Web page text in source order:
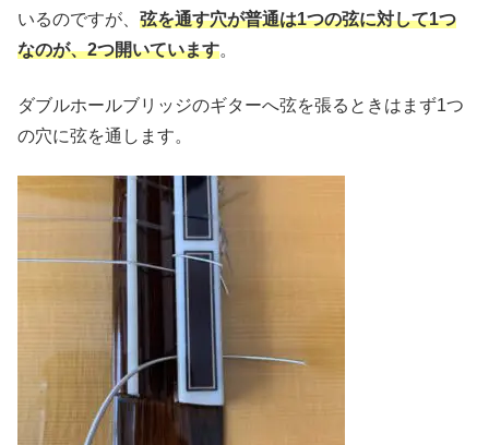
いるのですが、 弦を通す穴が普通は1つの弦に対して1つ
なのが、2つ開いています。
ダブルホールブリッジのギターへ弦を張るときはまず1つ
の穴に弦を通します。